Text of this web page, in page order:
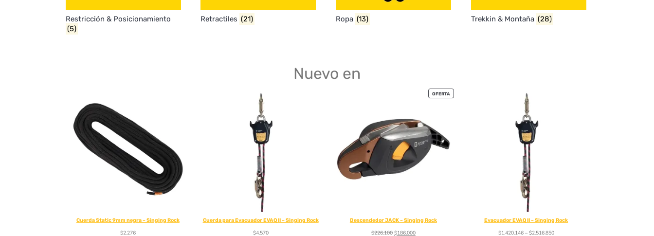
Restricción & Posicionamiento
(5)
Retractiles (21) Ropa (13) Trekkin & Montaña (28)
Nuevo en
Cuerda Static 9mm negra – Singing Rock
$2.276
Cuerda para Evacuador EVAQ II – Singing Rock
$4.570
OFERTA
Descendedor JACK – Singing Rock
$226.100 $186.000
Evacuador EVAQ II – Singing Rock
$1.420.146 – $2.516.850